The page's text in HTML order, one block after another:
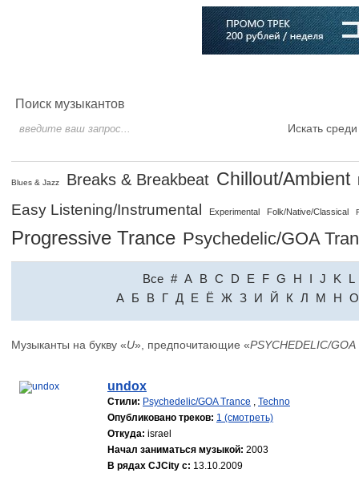
Поиск музыкантов
Искать
Blues & Jazz Breaks & Breakbeat Chillout/Ambient
Easy Listening/Instrumental Experimental Folk/Native/Classical
Progressive Trance Psychedelic/GOA
Все # A B C D E F G H I J K
L
A Б В Г Д Е Ё Ж З И Й К Л М Н О
Музыканты на букву «U», предпочитающие «PSYCHEDELIC/GOA
undox
Стили: Psychedelic/GOA Trance , Techno
Опубликовано треков: 1 (смотреть)
Откуда: israel
Начал заниматься музыкой: 2003
В рядах CJCity с: 13.10.2009